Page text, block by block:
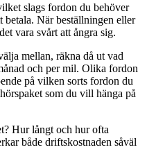
slags fordon du behöver
betala. När beställningen eller
vara svårt att ångra sig.
mellan, räkna då ut vad
och per mil. Olika fordon
på vilken sorts fordon du
som du vill hänga på
Hur långt och hur ofta
både driftskostnaden såväl